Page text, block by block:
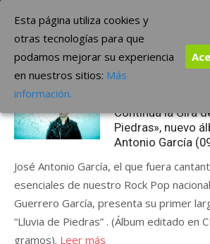
contenido
The Borderline Music
Etiqueta:comunicacion
Continúa la Gira
Piedras», nuevo
Antonio García
José Antonio García, el que fuera
esenciales de nuestro Rock Pop
Guerrero García, presenta su primer
“Lluvia de Piedras” . (Álbum editado en
gramos). Leer más
Esta página utiliza cookies y
otras tecnologías para que
podamos mejorar su experiencia
en nuestros sitios: Más
información.